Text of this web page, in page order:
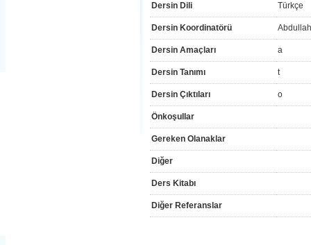
Dersin Dili Türkçe
Dersin Koordinatörü
Dersin Amaçları a
Dersin Tanımı t
Dersin Çıktıları o
Önkoşullar
Gereken Olanaklar
Diğer
Ders Kitabı
Diğer Referanslar